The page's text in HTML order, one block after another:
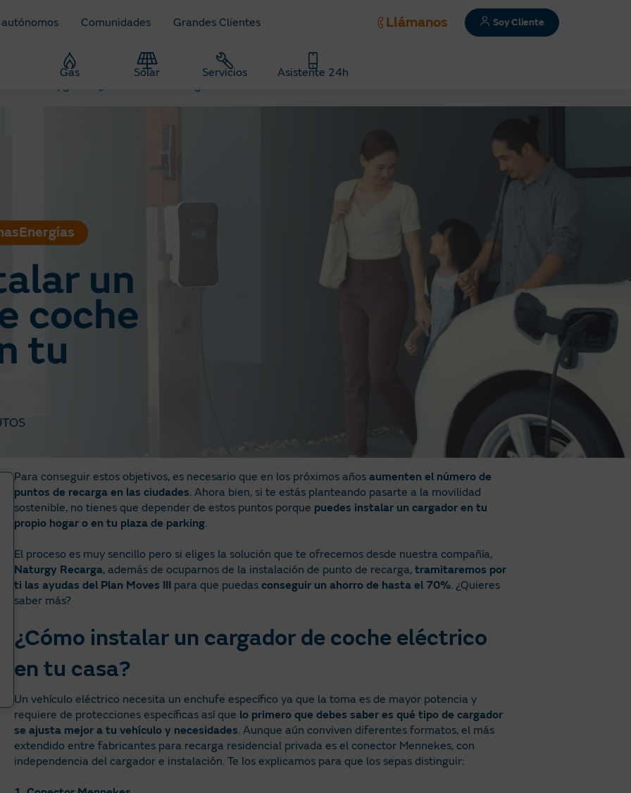
Comunidades Grandes Clientes Llámanos Soy Cliente
Gas Solar Servicios Asistente 24h
un
coche
tu
Para conseguir estos objetivos, es necesario que en los próximos años aumenten el número de
puntos de recarga en las ciudades. Ahora bien, si te estás planteando pasarte a la movilidad
sostenible, no tienes que depender de estos puntos porque puedes instalar un cargador en tu
propio hogar o en tu plaza de parking.
El proceso es muy sencillo pero si eliges la solución que te ofrecemos desde nuestra compañía,
Naturgy Recarga, además de ocuparnos de la instalación de punto de recarga, tramitaremos por
ti las ayudas del Plan Moves III para que puedas conseguir un ahorro de hasta el 70%. ¿Quieres
saber más?
¿Cómo instalar un cargador de coche eléctrico
en tu casa?
Un vehículo eléctrico necesita un enchufe específico ya que la toma es de mayor potencia y
requiere de protecciones específicas así que lo primero que debes saber es qué tipo de cargador
se ajusta mejor a tu vehículo y necesidades. Aunque aún conviven diferentes formatos, el más
extendido entre fabricantes para recarga residencial privada es el conector Mennekes, con
independencia del cargador e instalación. Te los explicamos para que los sepas distinguir: